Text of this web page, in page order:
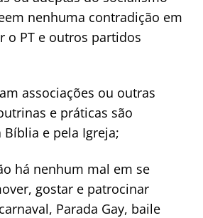
nenhuma contradição em
o PT e outros partidos
associações ou outras
e práticas são
e pela Igreja;
há nenhum mal em se
gostar e patrocinar
Parada Gay, baile